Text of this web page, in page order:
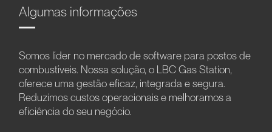
Algumas informações
Somos líder no mercado de software para postos de
combustíveis. Nossa solução, o LBC Gas Station,
oferece uma gestão eficaz, integrada e segura.
Reduzimos custos operacionais e melhoramos a
eficiência do seu negócio.